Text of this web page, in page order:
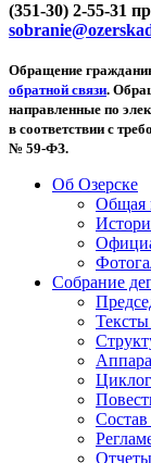
(351-30) 2-55-31
Обращение
обратной связи.
направленные по
в соответствии с
№ 59-ФЗ.
Об Озерске
Общая
Собрание
Отчеты